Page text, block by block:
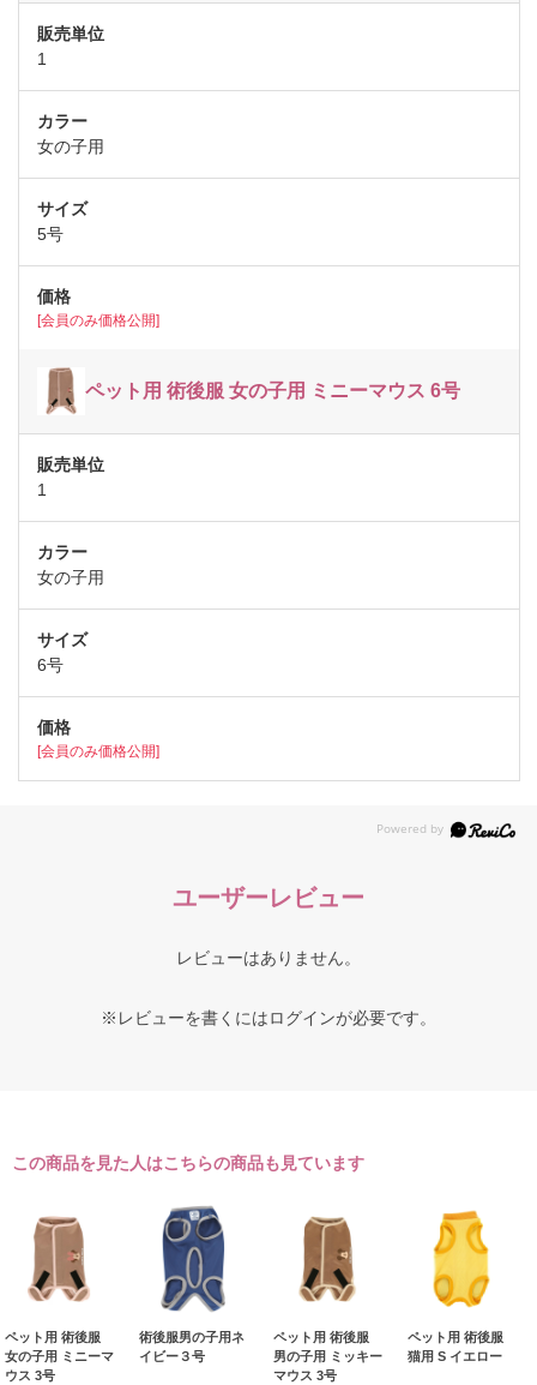
1
女の子用
5号
[会員のみ価格公開]
ペット用 術後服 女の子用 ミニーマウス 6号
1
女の子用
6号
[会員のみ価格公開]
ユーザーレビュー
レビューはありません。
※レビューを書くにはログインが必要です。
この商品を見た人はこちらの商品も見ています
ペット用 術後服
女の子用 ミニーマ
ウス 3号
術後服男の子用ネ
イビー３号
ペット用 術後服
男の子用 ミッキー
マウス 3号
ペット用 術後服
猫用 S イエロー